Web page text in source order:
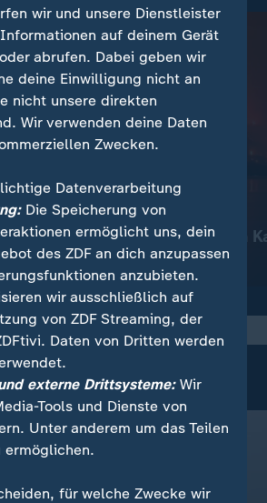
Nachrichten | heute
Waldbrände in
Video
veröffentlicht
wir und unsere Dienstleister
auf deinem Gerät
abrufen. Dabei geben wir
deine Einwilligung nicht an
nicht unsere direkten
Wir verwenden deine Daten
Zwecken.
Datenverarbeitung
Die Speicherung von
ermöglicht uns, dein
des ZDF an dich anzupassen
anzubieten.
wir ausschließlich auf
von ZDF Streaming, der
Daten von Dritten werden
externe Drittsysteme:Wir
Tools und Dienste von
Unter anderem um das Teilen
für welche Zwecke wir